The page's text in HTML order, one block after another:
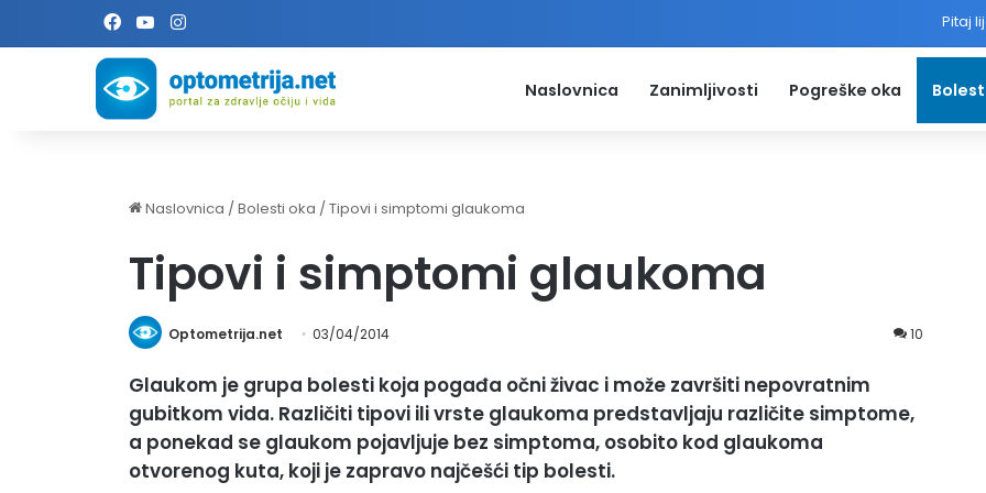
Facebook
YouTube Pitaj
Naslovnica Zanimljivosti Pogreške oka
Naslovnica /Bolesti oka /Tipovi i simptomi glaukoma
Tipovi i simptomi glaukoma
Optometrija.net 03/04/2014 10
Glaukom je grupa bolesti koja pogađa očni živac i može završiti nepovratnim
gubitkom vida. Različiti tipovi ili vrste glaukoma predstavljaju različite simptome,
a ponekad se glaukom pojavljuje bez simptoma, osobito kod glaukoma
otvorenog kuta, koji je zapravo najčešći tip bolesti.